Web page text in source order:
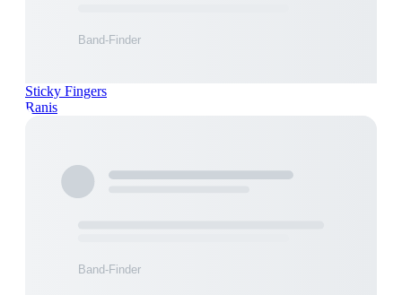
Sticky Fingers
Ranis